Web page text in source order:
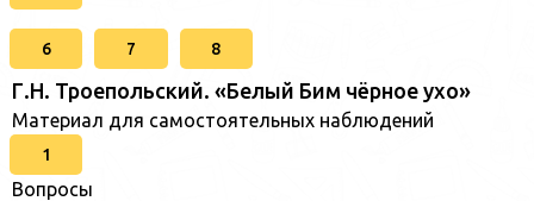
6 7 8
Г.Н. Троепольский. «Белый Бим чёрное ухо»
Материал для самостоятельных наблюдений
1
Вопросы